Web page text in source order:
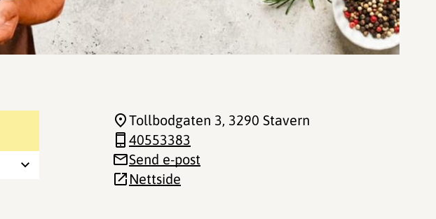
Tollbodgaten 3, 3290 Stavern
40553383
Send e-post
Nettside